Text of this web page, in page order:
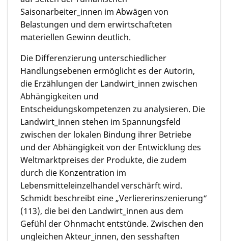
Saisonarbeiter_innen im Abwägen von
Belastungen und dem erwirtschafteten
materiellen Gewinn deutlich.
Die Differenzierung unterschiedlicher
Handlungsebenen ermöglicht es der Autorin,
die Erzählungen der Landwirt_innen zwischen
Abhängigkeiten und
Entscheidungskompetenzen zu analysieren. Die
Landwirt_innen stehen im Spannungsfeld
zwischen der lokalen Bindung ihrer Betriebe
und der Abhängigkeit von der Entwicklung des
Weltmarktpreises der Produkte, die zudem
durch die Konzentration im
Lebensmitteleinzelhandel verschärft wird.
Schmidt beschreibt eine „Verliererinszenierung“
(113), die bei den Landwirt_innen aus dem
Gefühl der Ohnmacht entstünde. Zwischen den
ungleichen Akteur_innen, den sesshaften